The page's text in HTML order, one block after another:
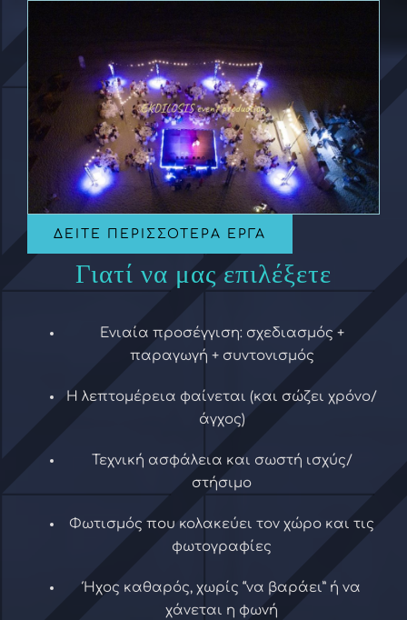
ΔΕΙΤΕ ΠΕΡΙΣΣΟΤΕΡΑ ΕΡΓΑ
Γιατί να μας επιλέξετε
Ενιαία προσέγγιση: σχεδιασμός +
παραγωγή + συντονισμός
Η λεπτομέρεια φαίνεται (και σώζει χρόνο/
άγχος)
Τεχνική ασφάλεια και σωστή ισχύς/
στήσιμο
Φωτισμός που κολακεύει τον χώρο και τις
φωτογραφίες
Ήχος καθαρός, χωρίς “να βαράει” ή να
χάνεται η φωνή